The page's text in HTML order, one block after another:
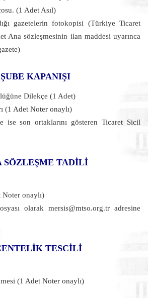
(1 Adet Asıl)
gazetelerin fotokopisi (Türkiye Ticaret
Ana sözleşmesinin ilan maddesi uyarınca
ŞUBE KAPANIŞI
Dilekçe (1 Adet)
(1 Adet Noter onaylı)
ise son ortaklarını gösteren Ticaret Sicil
SÖZLEŞME TADİLİ
Noter onaylı)
olarak mersis@mtso.org.tr adresine
TESCİLİ
(1 Adet Noter onaylı)